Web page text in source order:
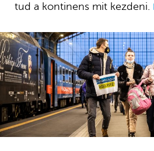
tud a kontinens mit kezdeni.